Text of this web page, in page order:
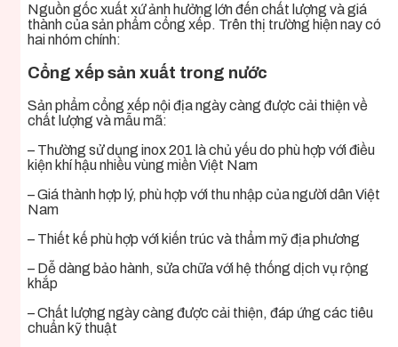
Nguồn gốc xuất xứ ảnh hưởng lớn đến chất lượng và giá
thành của sản phẩm cổng xếp. Trên thị trường hiện nay có
hai nhóm chính:
Cổng xếp sản xuất trong nước
Sản phẩm cổng xếp nội địa ngày càng được cải thiện về
chất lượng và mẫu mã:
– Thường sử dụng inox 201 là chủ yếu do phù hợp với điều
kiện khí hậu nhiều vùng miền Việt Nam
– Giá thành hợp lý, phù hợp với thu nhập của người dân Việt
Nam
– Thiết kế phù hợp với kiến trúc và thẩm mỹ địa phương
– Dễ dàng bảo hành, sửa chữa với hệ thống dịch vụ rộng
khắp
– Chất lượng ngày càng được cải thiện, đáp ứng các tiêu
chuẩn kỹ thuật